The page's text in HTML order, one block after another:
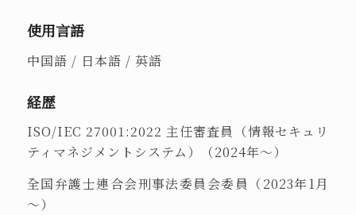
使用言語
中国語 / 日本語 / 英語
経歴
ISO/IEC 27001:2022 主任審査員（情報セキュリ
ティマネジメントシステム）（2024年～）
全国弁護士連合会刑事法委員会委員（2023年1月
～）